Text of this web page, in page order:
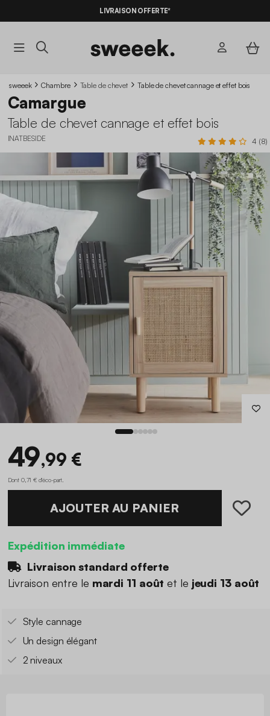
LIVRAISON OFFERTE*
sweeek Chambre Table de chevet Table de chevet cannage et effet bois
Camargue
Table de chevet cannage et effet bois
INATBESIDE 4 (8)
49,99 €
Dont 0,71 € d'éco-part
AJOUTER AU PANIER
Expédition immédiate
Livraison standard offerte
Livraison entre le mardi 11 août et le jeudi 13 août
Style cannage
Un design élégant
2 niveaux